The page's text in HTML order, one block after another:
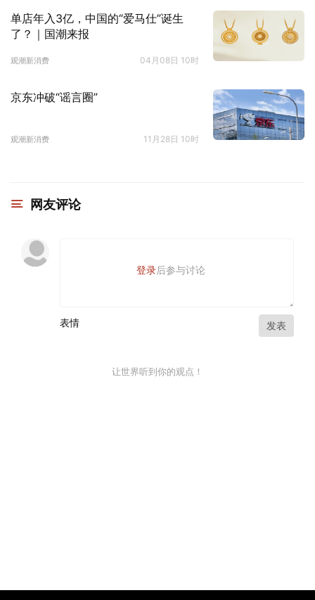
单店年入3亿，中国的“爱马仕”诞生
了？｜国潮来报
观潮新消费 04月08日 10时
京东冲破“谣言圈”
观潮新消费 11月28日 10时
网友评论
登录后参与讨论
表情 发表
让世界听到你的观点！